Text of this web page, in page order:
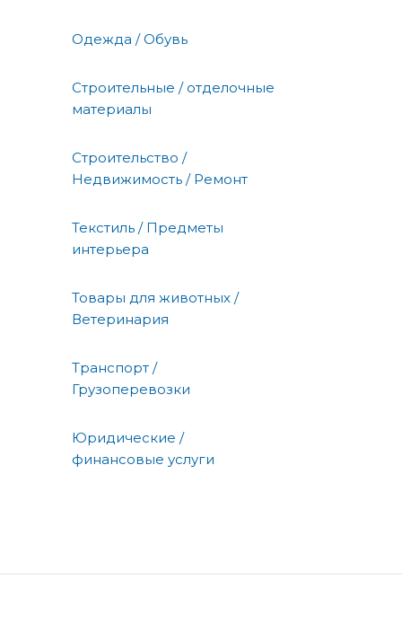
Одежда / Обувь
Строительные / отделочные
материалы
Строительство /
Недвижимость / Ремонт
Текстиль / Предметы
интерьера
Товары для животных /
Ветеринария
Транспорт /
Грузоперевозки
Юридические /
финансовые услуги